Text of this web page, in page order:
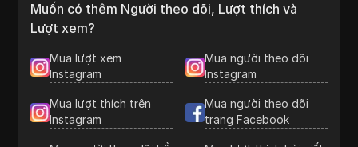
Muốn có thêm Người theo dõi, Lượt thích và
Lượt xem?
Mua lượt xem
Instagram
Mua người theo dõi
Instagram
Mua lượt thích trên
Instagram
Mua người theo dõi
trang Facebook